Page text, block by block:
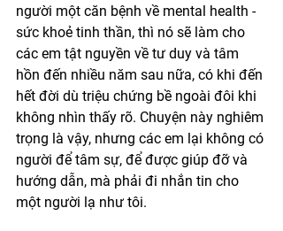
người một căn bệnh về mental health -
sức khoẻ tinh thần, thì nó sẽ làm cho
các em tật nguyền về tư duy và tâm
hồn đến nhiều năm sau nữa, có khi đến
hết đời dù triệu chứng bề ngoài đôi khi
không nhìn thấy rõ. Chuyện này nghiêm
trọng là vậy, nhưng các em lại không có
người để tâm sự, để được giúp đỡ và
hướng dẫn, mà phải đi nhắn tin cho
một người lạ như tôi.